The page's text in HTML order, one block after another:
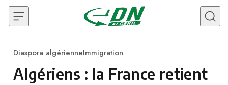
Skip to content
Category
Diaspora algérienneImmigration
Algériens : la France retient